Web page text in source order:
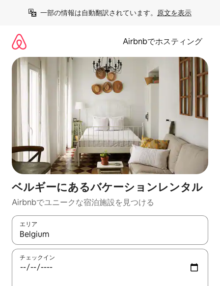
一部の情報は自動翻訳されています。 原文を表示
Airbnbでホスティング
ベルギーにあるバケーションレンタル
Airbnbでユニークな宿泊施設を見つける
エリア
検索結果が表示されたら、上下の矢印キーを使って移動するか
チェックイン